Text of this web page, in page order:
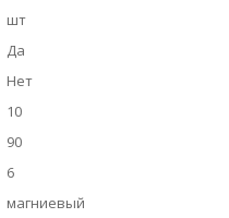
шт
Да
Нет
10
90
6
магниевый